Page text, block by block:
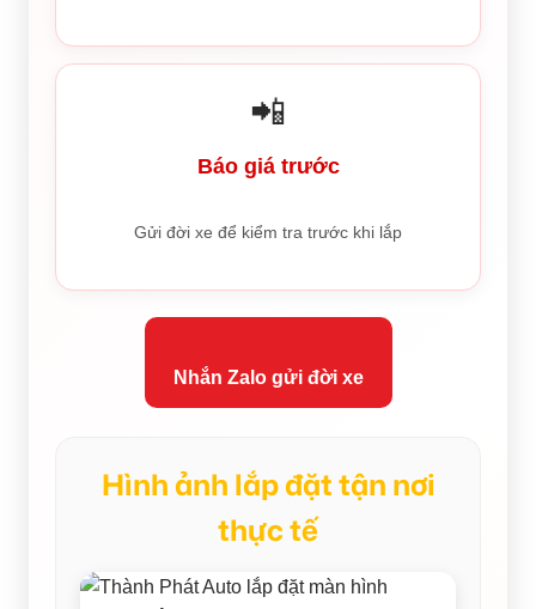
📲
Báo giá trước
Gửi đời xe để kiểm tra trước khi lắp
Nhắn Zalo gửi đời xe
Hình ảnh lắp đặt tận nơi
thực tế